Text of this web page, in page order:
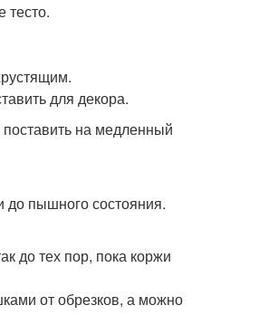
тесто.
для декора.
на медленный
до пышного состояния.
до тех пор, пока коржи
от обрезков, а можно